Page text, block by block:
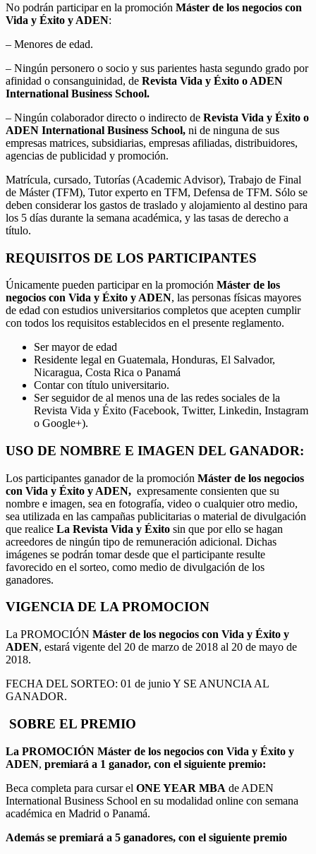
No podrán participar en la promoción Máster de los negocios con
Vida y Éxito y ADEN:
– Menores de edad.
– Ningún personero o socio y sus parientes hasta segundo grado por
afinidad o consanguinidad, de Revista Vida y Éxito o ADEN
International Business School.
– Ningún colaborador directo o indirecto de Revista Vida y Éxito o
ADEN International Business School, ni de ninguna de sus
empresas matrices, subsidiarias, empresas afiliadas, distribuidores,
agencias de publicidad y promoción.
Matrícula, cursado, Tutorías (Academic Advisor), Trabajo de Final
de Máster (TFM), Tutor experto en TFM, Defensa de TFM. Sólo se
deben considerar los gastos de traslado y alojamiento al destino para
los 5 días durante la semana académica, y las tasas de derecho a
título.
REQUISITOS DE LOS PARTICIPANTES
Únicamente pueden participar en la promoción Máster de los
negocios con Vida y Éxito y ADEN, las personas físicas mayores
de edad con estudios universitarios completos que acepten cumplir
con todos los requisitos establecidos en el presente reglamento.
Ser mayor de edad
Residente legal en Guatemala, Honduras, El Salvador,
Nicaragua, Costa Rica o Panamá
Contar con título universitario.
Ser seguidor de al menos una de las redes sociales de la
Revista Vida y Éxito (Facebook, Twitter, Linkedin, Instagram
o Google+).
USO DE NOMBRE E IMAGEN DEL GANADOR:
Los participantes ganador de la promoción Máster de los negocios
con Vida y Éxito y ADEN, expresamente consienten que su
nombre e imagen, sea en fotografía, video o cualquier otro medio,
sea utilizada en las campañas publicitarias o material de divulgación
que realice La Revista Vida y Éxito sin que por ello se hagan
acreedores de ningún tipo de remuneración adicional. Dichas
imágenes se podrán tomar desde que el participante resulte
favorecido en el sorteo, como medio de divulgación de los
ganadores.
VIGENCIA DE LA PROMOCION
La PROMOCIÓN Máster de los negocios con Vida y Éxito y
ADEN, estará vigente del 20 de marzo de 2018 al 20 de mayo de
2018.
FECHA DEL SORTEO: 01 de junio Y SE ANUNCIA AL
GANADOR.
SOBRE EL PREMIO
La PROMOCIÓN Máster de los negocios con Vida y Éxito y
ADEN, premiará a 1 ganador, con el siguiente premio:
Beca completa para cursar el ONE YEAR MBA de ADEN
International Business School en su modalidad online con semana
académica en Madrid o Panamá.
Además se premiará a 5 ganadores, con el siguiente premio